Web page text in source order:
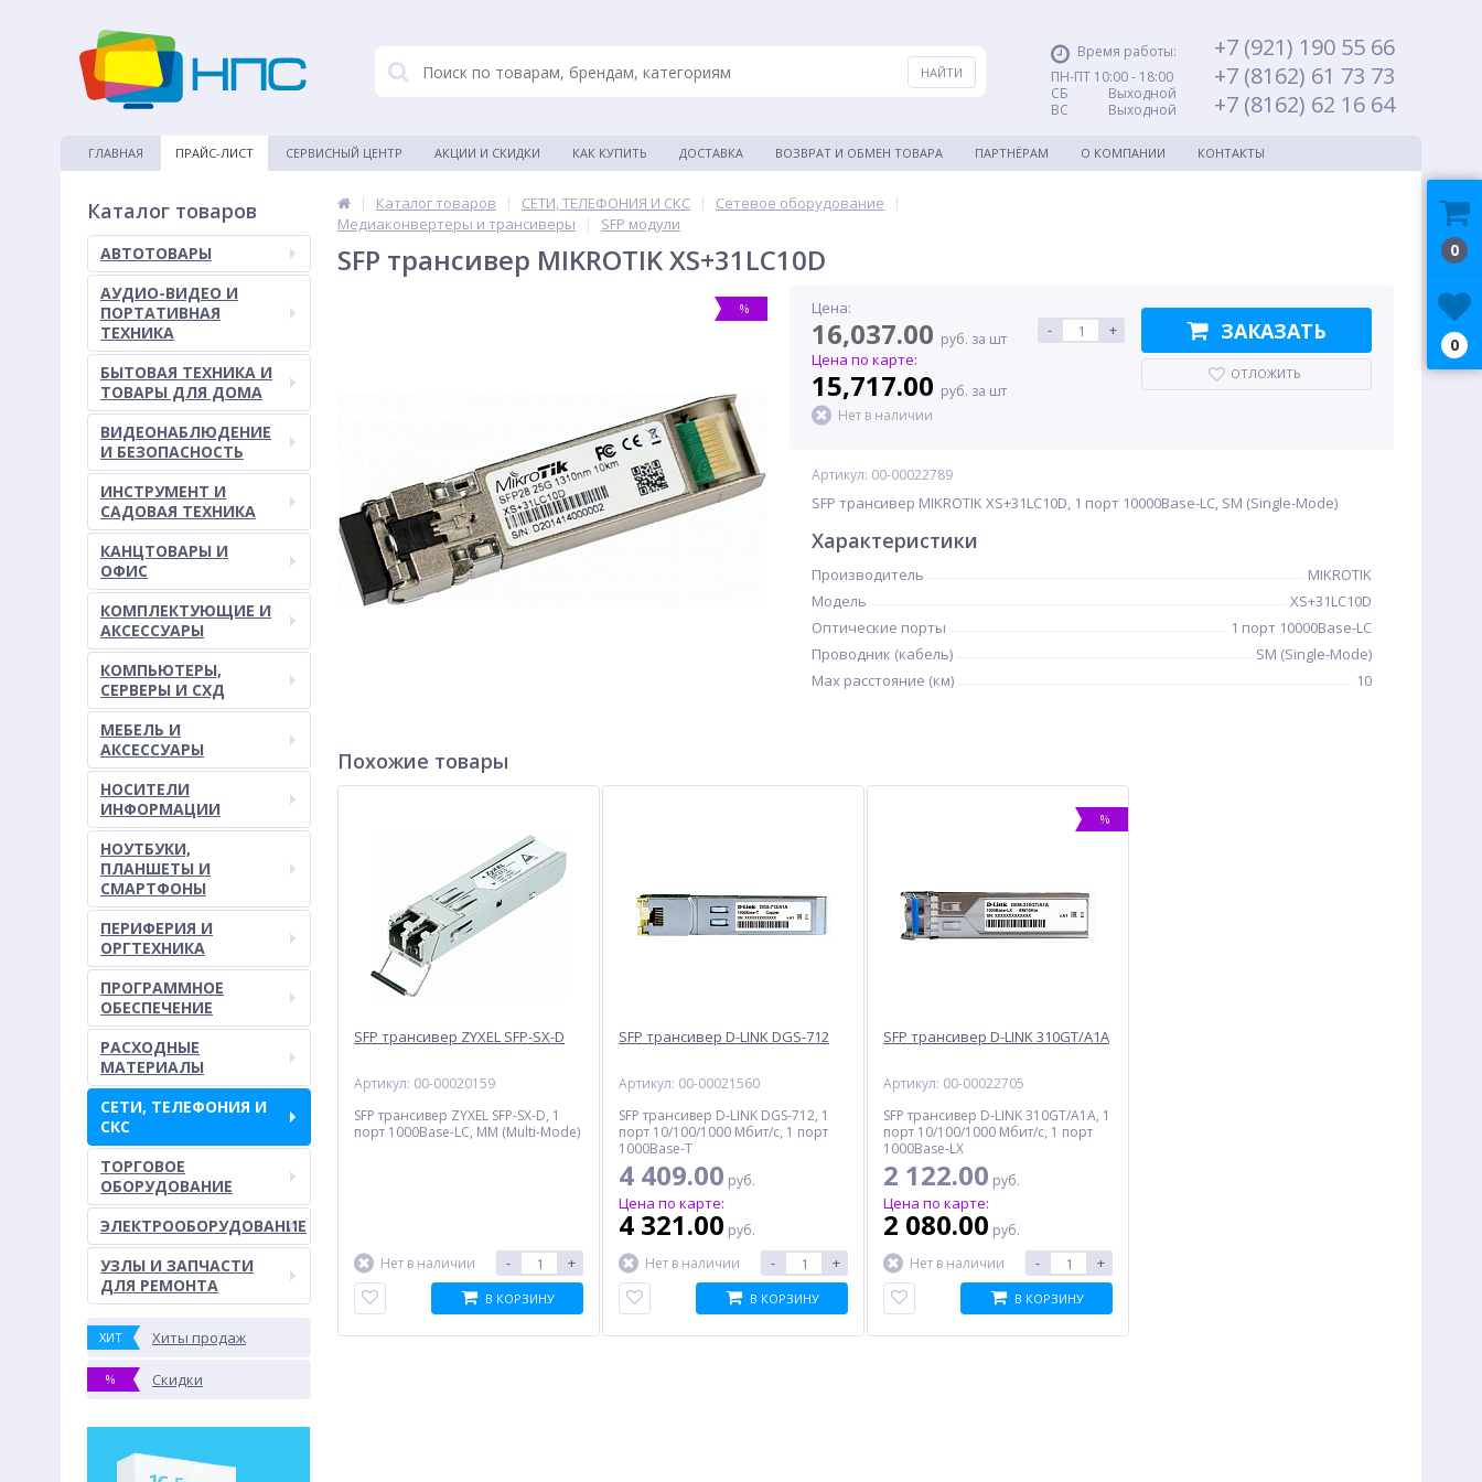
Время работы:
ПН-ПТ 10:00 - 18:00
СБ Выходной
ВС Выходной
+7 (921) 190 55 66
+7 (8162) 61 73 73
+7 (8162) 62 16 64
ГЛАВНАЯ ПРАЙС-ЛИСТ СЕРВИСНЫЙ ЦЕНТР АКЦИИ И СКИДКИ КАК КУПИТЬ ДОСТАВКА ВОЗВРАТ И ОБМЕН ТОВАРА ПАРТНЁРАМ О КОМПАНИИ КОНТАКТЫ
Каталог товаров
АВТОТОВАРЫ
АУДИО-ВИДЕО И
ПОРТАТИВНАЯ
ТЕХНИКА
БЫТОВАЯ ТЕХНИКА И
ТОВАРЫ ДЛЯ ДОМА
ВИДЕОНАБЛЮДЕНИЕ
И БЕЗОПАСНОСТЬ
ИНСТРУМЕНТ И
САДОВАЯ ТЕХНИКА
КАНЦТОВАРЫ И
ОФИС
КОМПЛЕКТУЮЩИЕ И
АКСЕССУАРЫ
КОМПЬЮТЕРЫ,
СЕРВЕРЫ И СХД
МЕБЕЛЬ И
АКСЕССУАРЫ
НОСИТЕЛИ
ИНФОРМАЦИИ
НОУТБУКИ,
ПЛАНШЕТЫ И
СМАРТФОНЫ
ПЕРИФЕРИЯ И
ОРГТЕХНИКА
ПРОГРАММНОЕ
ОБЕСПЕЧЕНИЕ
РАСХОДНЫЕ
МАТЕРИАЛЫ
СЕТИ, ТЕЛЕФОНИЯ И
СКС
ТОРГОВОЕ
ОБОРУДОВАНИЕ
ЭЛЕКТРООБОРУДОВАНИЕ
УЗЛЫ И ЗАПЧАСТИ
ДЛЯ РЕМОНТА
ХИТ Хиты продаж
% Скидки
| Каталог товаров | СЕТИ, ТЕЛЕФОНИЯ И СКС | Сетевое оборудование
|
Медиаконвертеры и трансиверы
| SFP модули
SFP трансивер MIKROTIK XS+31LC10D
% Цена:
16,037.00 руб. за шт
Цена по карте:
15,717.00 руб. за шт
Нет в наличии
- + ЗАКАЗАТЬ
ОТЛОЖИТЬ
Артикул: 00-00022789
SFP трансивер MIKROTIK XS+31LC10D, 1 порт 10000Base-LС, SM (Single-Mode)
Характеристики
Производитель
MIKROTIK
Модель
XS+31LC10D
Оптические порты
1 порт 10000Base-LС
Проводник (кабель)
SM (Single-Mode)
Max расстояние (км)
10
Похожие товары
SFP трансивер ZYXEL SFP-SX-D
Артикул: 00-00020159
SFP трансивер ZYXEL SFP-SX-D, 1
порт 1000Base-LС, MM (Multi-Mode)
Нет в наличии - +
В КОРЗИНУ
SFP трансивер D-LINK DGS-712
Артикул: 00-00021560
SFP трансивер D-LINK DGS-712, 1
порт 10/100/1000 Мбит/с, 1 порт
1000Base-T
4 409.00 руб.
Цена по карте:
4 321.00 руб.
Нет в наличии
- +
В КОРЗИНУ
%
SFP трансивер D-LINK 310GT/A1A
Артикул: 00-00022705
SFP трансивер D-LINK 310GT/A1A, 1
порт 10/100/1000 Мбит/с, 1 порт
1000Base-LX
2 122.00 руб.
Цена по карте:
2 080.00 руб.
Нет в наличии
- +
В КОРЗИНУ
0
0